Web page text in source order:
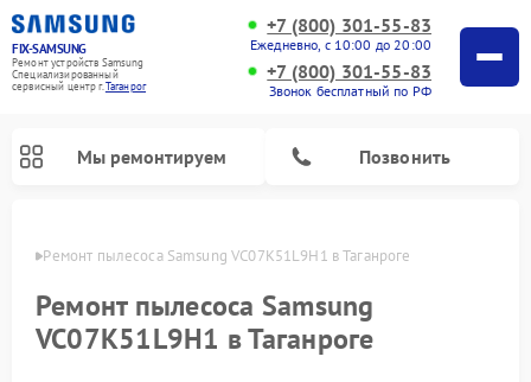
FIX-SAMSUNG
Ремонт устройств Samsung
Специализированный
cервисный центр г.Таганрог
+7 (800) 301-55-83
Ежедневно, с 10:00 до 20:00
+7 (800) 301-55-83
Звонок бесплатный по РФ
Мы ремонтируем Позвонить
Ремонт пылесоса Samsung VC07K51L9H1 в Таганроге
Ремонт пылесоса Samsung
VC07K51L9H1 в Таганроге